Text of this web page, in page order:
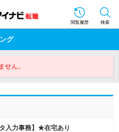
閲覧履歴 検索
グ
せん。
入力事務】★在宅あり